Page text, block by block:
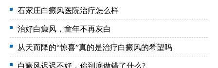
石家庄白癜风医院治疗怎么样
治好白癜风，童年不再灰白
从天而降的“惊喜”真的是治疗白癜风的希望吗
白癜风迟迟不好，你到底做错了什么?